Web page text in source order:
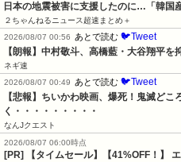
日本の地震被害に支援したのに…「韓国
２ちゃんねるニュース超速まとめ＋
2026/08/07 00:56
あとで読む 🐦Tweet
【朗報】中村敬斗、高橋藍・大谷翔平
ネギ速
2026/08/07 00:49
あとで読む 🐦Tweet
【悲報】ちいかわ映画、爆死！鬼滅ど
く・・・・・・・・・
なんJクエスト
2026/08/07 06:00時点
[PR] 【タイムセール】【41%OFF！】